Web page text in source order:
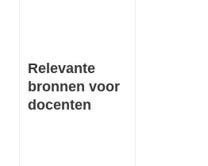
Relevante
bronnen voor
docenten